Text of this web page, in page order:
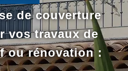
de couverture
vos travaux de
ou rénovation :